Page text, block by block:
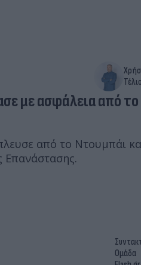
με ασφάλεια από το
από το Ντουμπάι
Επανάστασης.
Ομάδα